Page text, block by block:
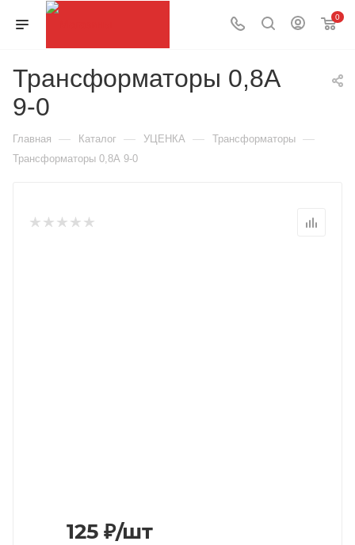
0
Трансформаторы 0,8А
9-0
Главная — Каталог — УЦЕНКА — Трансформаторы —
Трансформаторы 0,8А 9-0
125 ₽/шт